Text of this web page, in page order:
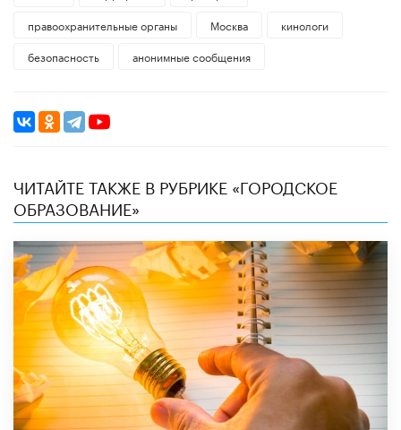
правоохранительные органы
Москва
кинологи
безопасность
анонимные сообщения
ЧИТАЙТЕ ТАКЖЕ В РУБРИКЕ «ГОРОДСКОЕ
ОБРАЗОВАНИЕ»